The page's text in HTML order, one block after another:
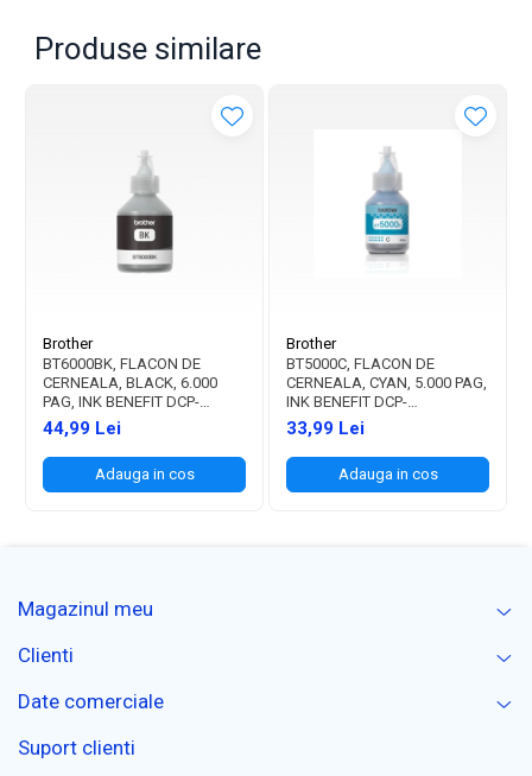
Produse similare
Brother
BT6000BK, FLACON DE
CERNEALA, BLACK, 6.000
PAG, INK BENEFIT DCP-
T300/T500W/T700W
44,99 Lei
Adauga in cos
Brother
BT5000C, FLACON DE
CERNEALA, CYAN, 5.000 PAG,
INK BENEFIT DCP-
T300/T500W/T700W
33,99 Lei
Adauga in cos
Magazinul meu
Clienti
Date comerciale
Suport clienti